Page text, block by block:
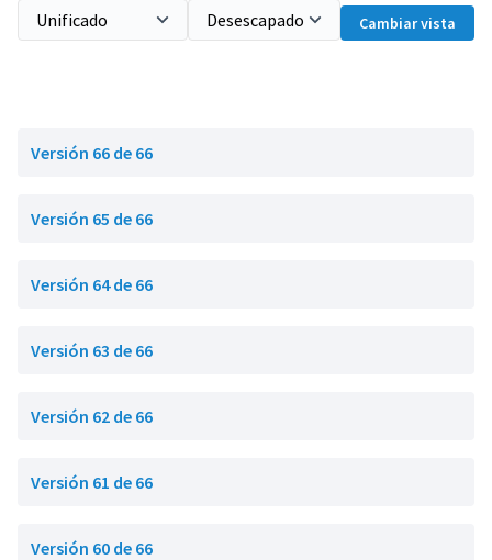
Cambiar vista
Versión 66 de 66
Versión 65 de 66
Versión 64 de 66
Versión 63 de 66
Versión 62 de 66
Versión 61 de 66
Versión 60 de 66